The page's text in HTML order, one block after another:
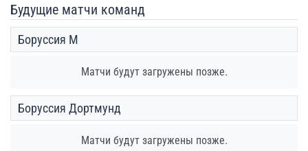
Будущие матчи команд
Боруссия М
Матчи будут загружены позже.
Боруссия Дортмунд
Матчи будут загружены позже.